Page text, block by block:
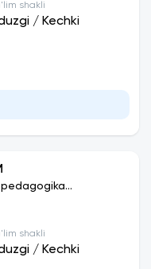
shakli
/ Kechki
shakli
/ Kechki